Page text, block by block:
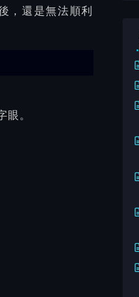
，還是無法順利
。